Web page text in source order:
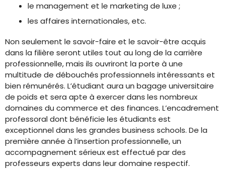
le management et le marketing de luxe ;
les affaires internationales, etc.
Non seulement le savoir-faire et le savoir-être acquis
dans la filière seront utiles tout au long de la carrière
professionnelle, mais ils ouvriront la porte à une
multitude de débouchés professionnels intéressants et
bien rémunérés. L’étudiant aura un bagage universitaire
de poids et sera apte à exercer dans les nombreux
domaines du commerce et des finances. L’encadrement
professoral dont bénéficie les étudiants est
exceptionnel dans les grandes business schools. De la
première année à l’insertion professionnelle, un
accompagnement sérieux est effectué par des
professeurs experts dans leur domaine respectif.